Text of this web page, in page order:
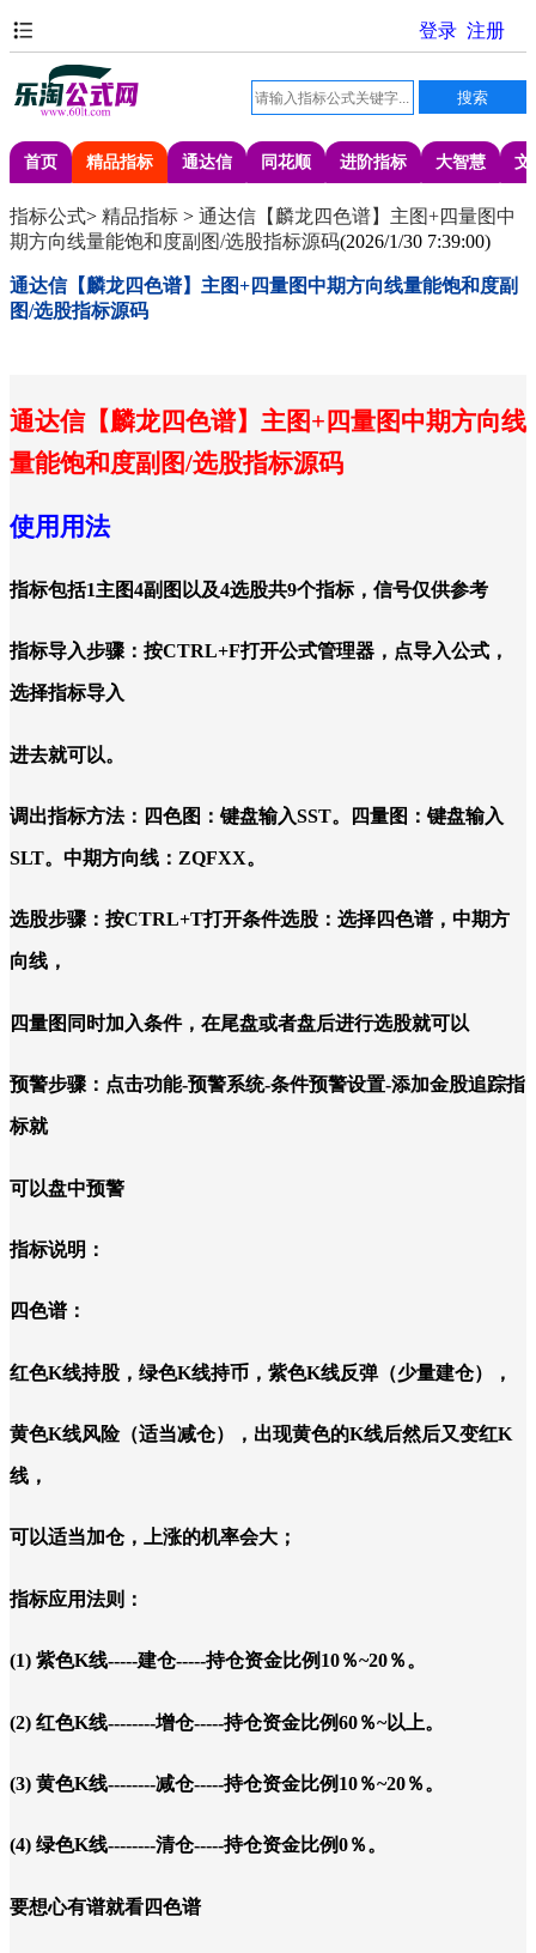
首页 精品指标 通达信 同花顺 进阶指标 大智慧 文
指标公式> 精品指标 > 通达信【麟龙四色谱】主图+四量图中
期方向线量能饱和度副图/选股指标源码(2026/1/30 7:39:00)
通达信【麟龙四色谱】主图+四量图中期方向线量能饱和度副
图/选股指标源码
通达信【麟龙四色谱】主图+四量图中期方向线
量能饱和度副图/选股指标源码
使用用法
指标包括1主图4副图以及4选股共9个指标，信号仅供参考
指标导入步骤：按CTRL+F打开公式管理器，点导入公式，
选择指标导入
进去就可以。
调出指标方法：四色图：键盘输入SST。四量图：键盘输入
SLT。中期方向线：ZQFXX。
选股步骤：按CTRL+T打开条件选股：选择四色谱，中期方
向线，
四量图同时加入条件，在尾盘或者盘后进行选股就可以
预警步骤：点击功能-预警系统-条件预警设置-添加金股追踪指
标就
可以盘中预警
指标说明：
四色谱：
红色K线持股，绿色K线持币，紫色K线反弹（少量建仓），
黄色K线风险（适当减仓），出现黄色的K线后然后又变红K
线，
可以适当加仓，上涨的机率会大；
指标应用法则：
(1) 紫色K线-----建仓-----持仓资金比例10％~20％。
(2) 红色K线--------增仓-----持仓资金比例60％~以上。
(3) 黄色K线--------减仓-----持仓资金比例10％~20％。
(4) 绿色K线--------清仓-----持仓资金比例0％。
要想心有谱就看四色谱